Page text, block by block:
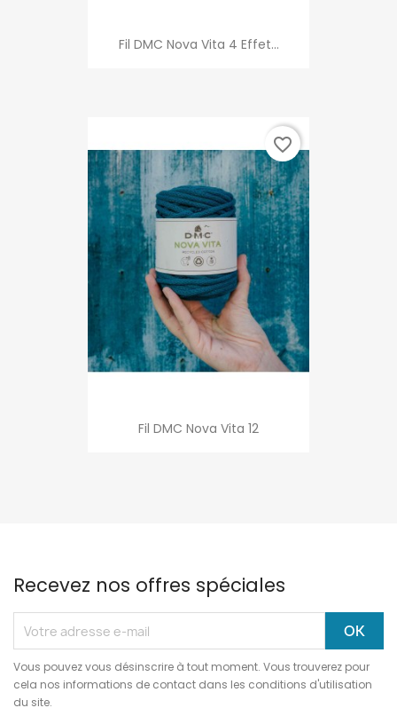
Fil DMC Nova Vita 4 Effet...
Fil DMC Nova Vita 12
favorite_border
Recevez nos offres spéciales
Vous pouvez vous désinscrire à tout moment. Vous trouverez pour
cela nos informations de contact dans les conditions d'utilisation
du site.